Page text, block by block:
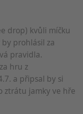
drop) kvůli míčku
prohlásil za
pravidla.
hru z
a připsal by si
ztrátu jamky ve hře